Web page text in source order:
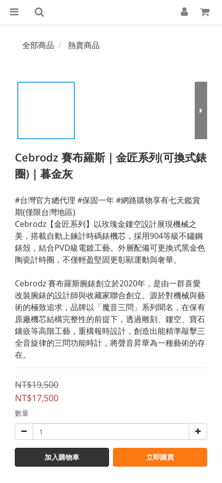
全部商品 熱賣商品
Cebrodz 賽布羅斯｜金匠系列(可換式錶
圈)｜暮金灰
#台灣官方總代理 #保固一年 #網路購物享有七天鑑賞
期(僅限台灣地區)
Cebrodz【金匠系列】以玫瑰金鏤空設計展現機械之
美，搭載自動上鍊計時碼錶機芯，採用904等級不鏽鋼
錶殼，結合PVD級電鍍工藝。外層配備可更換式黑金色
陶瓷計時圈，不僅輕盈堅固更彰顯運動與奢華。
Cebrodz 賽布羅斯腕錶創立於2020年，是由一群喜愛
改裝腕錶的設計師與收藏家聯合創立。源於對機械與藝
術的極致追求，品牌以「魔音三問」系列聞名，在保有
原廠機芯結構完整性的前提下，透過雕刻、鏤空、寶石
鑲嵌等高階工藝，重構報時設計，創造出能精準敲擊三
全音旋律的三問功能時計，將聲音昇華為一種藝術的存
在。
NT$19,500
NT$17,500
數量
加入購物車 立即購買